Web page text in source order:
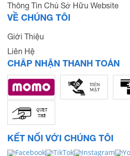
Thông Tin Chủ Sở Hữu Website
VỀ CHÚNG TÔI
Giới Thiệu
Liên Hệ
CHẤP NHẬN THANH TOÁN
KẾT NỐI VỚI CHÚNG TÔI